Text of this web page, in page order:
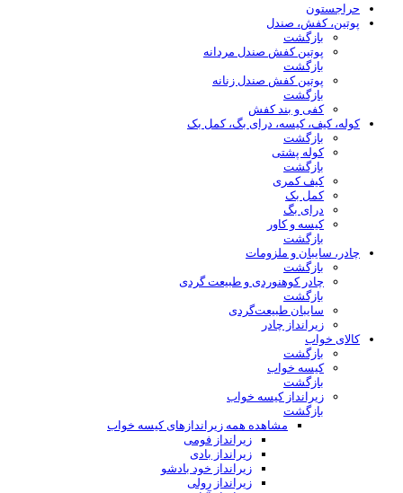
حراجستون
پوتین، کفش، صندل
بازگشت
پوتین کفش صندل مردانه
بازگشت
پوتین کفش صندل زنانه
بازگشت
کفی و بند کفش
کوله، کیف، کیسه، درای بگ، کمل بک
بازگشت
کوله پشتی
بازگشت
کیف کمری
کمل بک
درای بگ
کیسه و کاور
بازگشت
چادر، سایبان و ملزومات
بازگشت
چادر کوهنوردی و طبیعت گردی
بازگشت
سایبان طبیعت‌گردی
زیرانداز چادر
کالای خواب
بازگشت
کیسه خواب
بازگشت
زیرانداز کیسه خواب
بازگشت
مشاهده همه زیراندازهای کیسه خواب
زیرانداز فومی
زیرانداز بادی
زیرانداز خود بادشو
زیرانداز رولی